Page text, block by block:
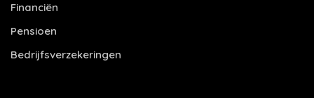
Financiën
Pensioen
Bedrijfsverzekeringen